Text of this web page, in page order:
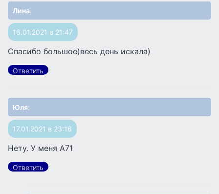
Лина:
16.01.2021 в 21:47
Спасибо большое)весь день искала)
Ответить
Юля:
17.01.2021 в 23:16
Нету. У меня А71
Ответить